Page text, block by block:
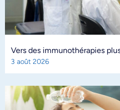
Vers des immunothérapies
3 août 2026